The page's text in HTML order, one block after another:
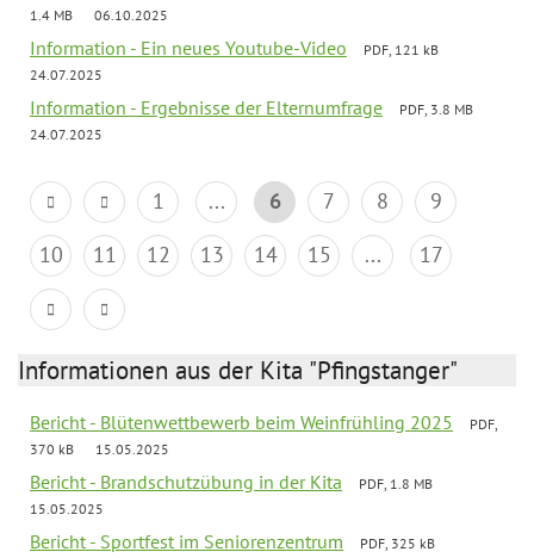
1.4 MB
06.10.2025
Information - Ein neues Youtube-Video
PDF, 121 kB
24.07.2025
Information - Ergebnisse der Elternumfrage
PDF, 3.8 MB
24.07.2025
1 ... 6 7 8
9
10
11 12 13 14 15 ... 17
Informationen aus der Kita "Pfingstanger"
Bericht - Blütenwettbewerb beim Weinfrühling 2025
PDF,
370 kB
15.05.2025
Bericht - Brandschutzübung in der Kita
PDF, 1.8 MB
15.05.2025
Bericht - Sportfest im Seniorenzentrum
PDF, 325 kB